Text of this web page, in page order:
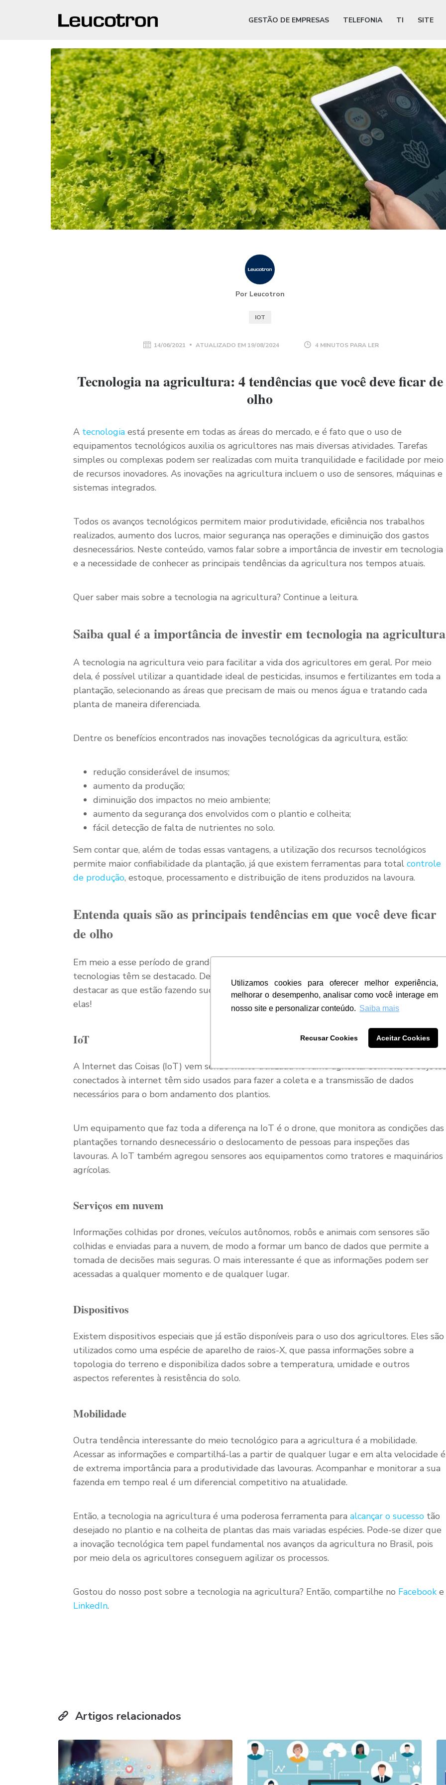
Utilizamos cookies para oferecer melhor experiência,
melhorar o desempenho, analisar como você interage em
nosso site e personalizar conteúdo. Saiba mais
Recusar Cookies Aceitar Cookies
GESTÃO DE EMPRESAS TELEFONIA TI SITE
Por Leucotron
IOT
14/06/2021 ATUALIZADO EM 19/08/2024 4 MINUTOS PARA LER
Tecnologia na agricultura: 4 tendências que você deve ficar de
olho
A tecnologia está presente em todas as áreas do mercado, e é fato que o uso de
equipamentos tecnológicos auxilia os agricultores nas mais diversas atividades. Tarefas
simples ou complexas podem ser realizadas com muita tranquilidade e facilidade por meio
de recursos inovadores. As inovações na agricultura incluem o uso de sensores, máquinas e
sistemas integrados.
Todos os avanços tecnológicos permitem maior produtividade, eficiência nos trabalhos
realizados, aumento dos lucros, maior segurança nas operações e diminuição dos gastos
desnecessários. Neste conteúdo, vamos falar sobre a importância de investir em tecnologia
e a necessidade de conhecer as principais tendências da agricultura nos tempos atuais.
Quer saber mais sobre a tecnologia na agricultura? Continue a leitura.
Saiba qual é a importância de investir em tecnologia na agricultura
A tecnologia na agricultura veio para facilitar a vida dos agricultores em geral. Por meio
dela, é possível utilizar a quantidade ideal de pesticidas, insumos e fertilizantes em toda a
plantação, selecionando as áreas que precisam de mais ou menos água e tratando cada
planta de maneira diferenciada.
Dentre os benefícios encontrados nas inovações tecnológicas da agricultura, estão:
redução considerável de insumos;
aumento da produção;
diminuição dos impactos no meio ambiente;
aumento da segurança dos envolvidos com o plantio e colheita;
fácil detecção de falta de nutrientes no solo.
Sem contar que, além de todas essas vantagens, a utilização dos recursos tecnológicos
permite maior confiabilidade da plantação, já que existem ferramentas para total controle
de produção, estoque, processamento e distribuição de itens produzidos na lavoura.
Entenda quais são as principais tendências em que você deve ficar
de olho
Em meio a esse período de grandes avanços tecnológicos na área da agricultura, algumas
tecnologias têm se destacado. Dentre as mais utilizadas e consideradas importantes, vamos
destacar as que estão fazendo sucesso e que viraram tendência no setor. Confira quais são
elas!
IoT
A Internet das Coisas (IoT) vem sendo muito utilizada no ramo agrícola. Com ela, os objetos
conectados à internet têm sido usados para fazer a coleta e a transmissão de dados
necessários para o bom andamento dos plantios.
Um equipamento que faz toda a diferença na IoT é o drone, que monitora as condições das
plantações tornando desnecessário o deslocamento de pessoas para inspeções das
lavouras. A IoT também agregou sensores aos equipamentos como tratores e maquinários
agrícolas.
Serviços em nuvem
Informações colhidas por drones, veículos autônomos, robôs e animais com sensores são
colhidas e enviadas para a nuvem, de modo a formar um banco de dados que permite a
tomada de decisões mais seguras. O mais interessante é que as informações podem ser
acessadas a qualquer momento e de qualquer lugar.
Dispositivos
Existem dispositivos especiais que já estão disponíveis para o uso dos agricultores. Eles são
utilizados como uma espécie de aparelho de raios-X, que passa informações sobre a
topologia do terreno e disponibiliza dados sobre a temperatura, umidade e outros
aspectos referentes à resistência do solo.
Mobilidade
Outra tendência interessante do meio tecnológico para a agricultura é a mobilidade.
Acessar as informações e compartilhá-las a partir de qualquer lugar e em alta velocidade é
de extrema importância para a produtividade das lavouras. Acompanhar e monitorar a sua
fazenda em tempo real é um diferencial competitivo na atualidade.
Então, a tecnologia na agricultura é uma poderosa ferramenta para alcançar o sucesso tão
desejado no plantio e na colheita de plantas das mais variadas espécies. Pode-se dizer que
a inovação tecnológica tem papel fundamental nos avanços da agricultura no Brasil, pois
por meio dela os agricultores conseguem agilizar os processos.
Gostou do nosso post sobre a tecnologia na agricultura? Então, compartilhe no Facebook e
LinkedIn.
Artigos relacionados